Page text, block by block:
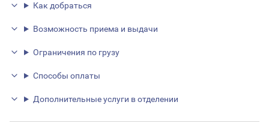
Как добраться
Возможность приема и выдачи
Ограничения по грузу
Способы оплаты
Дополнительные услуги в отделении